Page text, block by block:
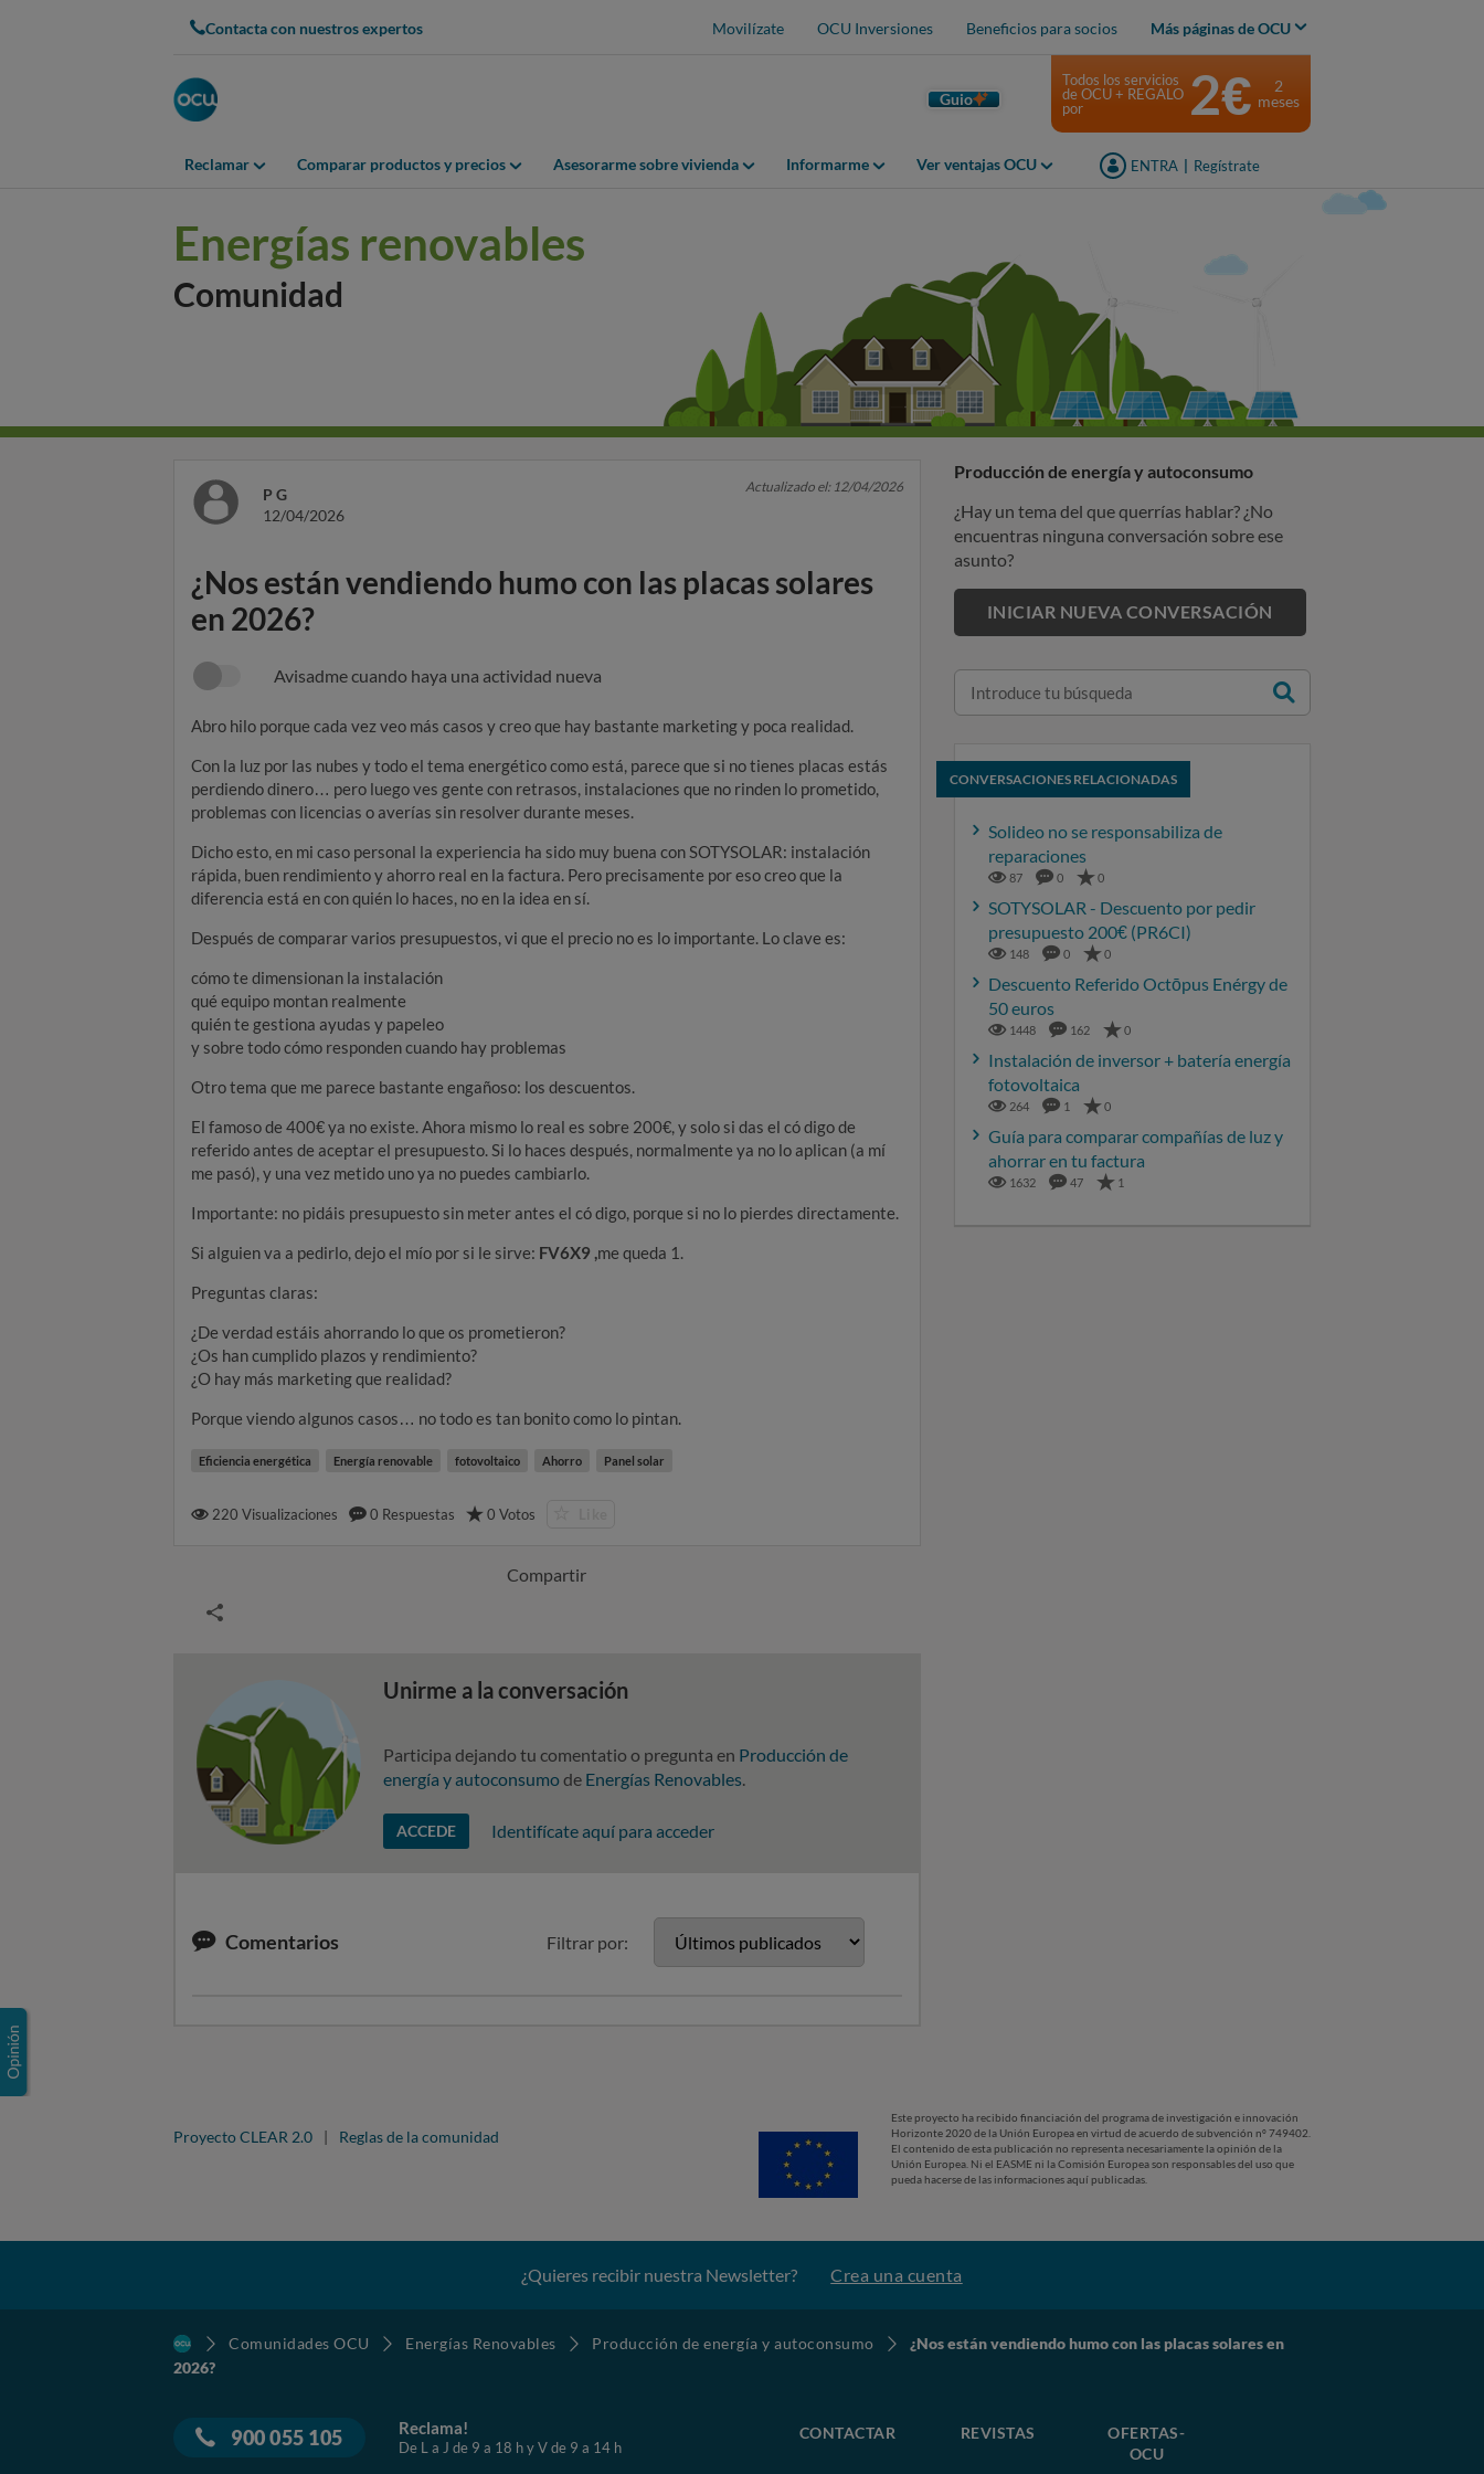
Contacta con nuestros expertos Movilízate OCU Inversiones Beneficios para socios Más páginas de OCU
Guio
Reclamar Comparar productos y precios Asesorarme sobre vivienda Informarme Ver ventajas OCU ENTRA Regístrate
Todos los servicios
de OCU + REGALO
por
2€
2
meses
Energías renovables
Comunidad
P G
12/04/2026
Actualizado el: 12/04/2026
¿Nos están vendiendo humo con las placas solares
en 2026?
Avisadme cuando haya una actividad nueva
Abro hilo porque cada vez veo más casos y creo que hay bastante marketing y poca realidad.
Con la luz por las nubes y todo el tema energético como está, parece que si no tienes placas estás
perdiendo dinero… pero luego ves gente con retrasos, instalaciones que no rinden lo prometido,
problemas con licencias o averías sin resolver durante meses.
Dicho esto, en mi caso personal la experiencia ha sido muy buena con SOTYSOLAR: instalación
rápida, buen rendimiento y ahorro real en la factura. Pero precisamente por eso creo que la
diferencia está en con quién lo haces, no en la idea en sí.
Después de comparar varios presupuestos, vi que el precio no es lo importante. Lo clave es:
cómo te dimensionan la instalación
qué equipo montan realmente
quién te gestiona ayudas y papeleo
y sobre todo cómo responden cuando hay problemas
Otro tema que me parece bastante engañoso: los descuentos.
El famoso de 400€ ya no existe. Ahora mismo lo real es sobre 200€, y solo si das el có digo de
referido antes de aceptar el presupuesto. Si lo haces después, normalmente ya no lo aplican (a mí
me pasó), y una vez metido uno ya no puedes cambiarlo.
Importante: no pidáis presupuesto sin meter antes el có digo, porque si no lo pierdes directamente.
Si alguien va a pedirlo, dejo el mío por si le sirve: FV6X9 ,me queda 1.
Preguntas claras:
¿De verdad estáis ahorrando lo que os prometieron?
¿Os han cumplido plazos y rendimiento?
¿O hay más marketing que realidad?
Porque viendo algunos casos… no todo es tan bonito como lo pintan.
Eficiencia energética Energía renovable fotovoltaico Ahorro Panel solar
220 Visualizaciones 0 Respuestas 0 Votos
Compartir
Unirme a la conversación
Participa dejando tu comentatio o pregunta en Producción de
energía y autoconsumode Energías Renovables.
ACCEDE Identifícate aquí para acceder
Comentarios Filtrar por:
Producción de energía y autoconsumo
¿Hay un tema del que querrías hablar? ¿No
encuentras ninguna conversación sobre ese
asunto?
INICIAR NUEVA CONVERSACIÓN
CONVERSACIONES RELACIONADAS
Solideo no se responsabiliza de
reparaciones
87 0 0
SOTYSOLAR - Descuento por pedir
presupuesto 200€ (PR6CI)
148 0 0
Descuento Referido Octōpus Enérgy de
50 euros
1448 162 0
Instalación de inversor + batería energía
fotovoltaica
264 1 0
Guía para comparar compañías de luz y
ahorrar en tu factura
1632 47 1
Proyecto CLEAR 2.0 | Reglas de la comunidad
Este proyecto ha recibido financiación del programa de investigación e innovación
Horizonte 2020 de la Unión Europea en virtud de acuerdo de subvención nº 749402.
El contenido de esta publicación no representa necesariamente la opinión de la
Unión Europea. Ni el EASME ni la Comisión Europea son responsables del uso que
pueda hacerse de las informaciones aquí publicadas.
¿Quieres recibir nuestra Newsletter? Crea una cuenta
Comunidades OCU Energías Renovables Producción de energía y autoconsumo
¿Nos están vendiendo humo con las placas solares en
2026?
900 055 105 Reclama!
De L a J de 9 a 18 h y V de 9 a 14 h
CONTACTAR REVISTAS
OFERTAS-
OCU